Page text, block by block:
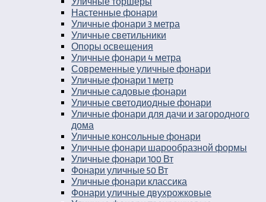
Настенные фонари
Уличные фонари 3 метра
Уличные светильники
Опоры освещения
Уличные фонари 4 метра
Современные уличные фонари
Уличные фонари 1 метр
Уличные садовые фонари
Уличные светодиодные фонари
Уличные фонари для дачи и загородного
дома
Уличные консольные фонари
Уличные фонари шарообразной формы
Уличные фонари 100 Вт
Фонари уличные 50 Вт
Уличные фонари классика
Фонари уличные двухрожковые